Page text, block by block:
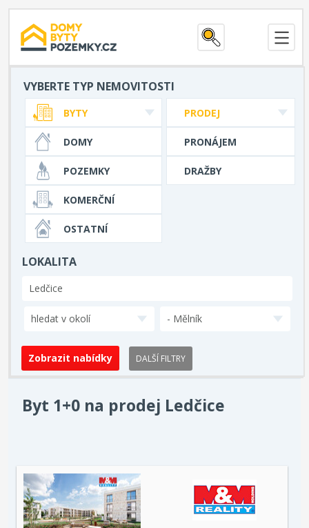
VYBERTE TYP NEMOVITOSTI
PRODEJ
PRONÁJEM
DRAŽBY
BYTY
DOMY
POZEMKY
KOMERČNÍ
OSTATNÍ
LOKALITA
hledat v okolí - Mělník
DALŠÍ FILTRY
Byt 1+0 na prodej Ledčice